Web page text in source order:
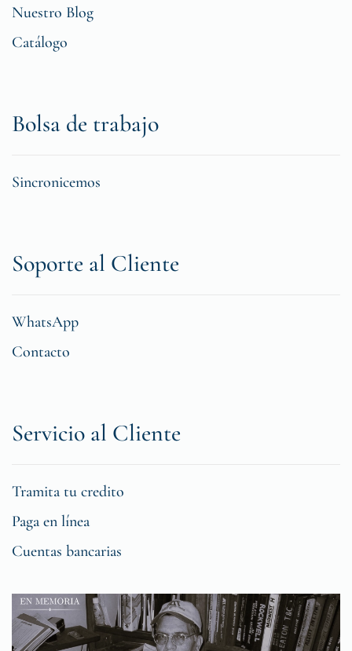
Nuestro Blog
Catálogo
Bolsa de trabajo
Sincronicemos
Soporte al Cliente
WhatsApp
Contacto
Servicio al Cliente
Tramita tu credito
Paga en línea
Cuentas bancarias